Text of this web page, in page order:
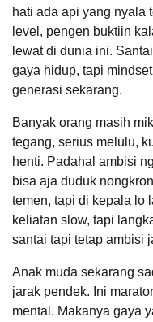
hati ada api yang nyala
level, pengen buktiin
lewat di dunia ini.
gaya hidup, tapi
generasi sekarang.
Banyak orang masih
tegang, serius melulu,
henti. Padahal ambisi
bisa aja duduk
temen, tapi di kepala lo
keliatan slow, tapi
santai tapi tetap ambisi
Anak muda sekarang
jarak pendek. Ini
mental. Makanya gaya